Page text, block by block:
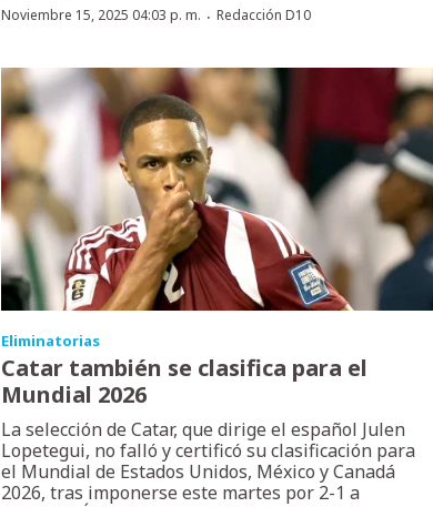
Noviembre 15, 2025 04:03 p. m. ·Redacción D10
Eliminatorias
Catar también se clasifica para el
Mundial 2026
La selección de Catar, que dirige el español Julen
Lopetegui, no falló y certificó su clasificación para
el Mundial de Estados Unidos, México y Canadá
2026, tras imponerse este martes por 2-1 a